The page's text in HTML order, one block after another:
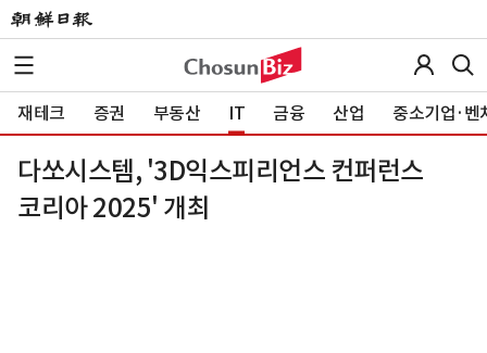
재테크 증권 부동산 IT 금융 산업 중소기업·벤
다쏘시스템, '3D익스피리언스 컨퍼런스
코리아 2025' 개최